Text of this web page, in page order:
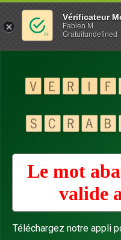
Le mot
valide
Téléchargez notre appli
Vérificateur
Fabien M
Gratuitundefined